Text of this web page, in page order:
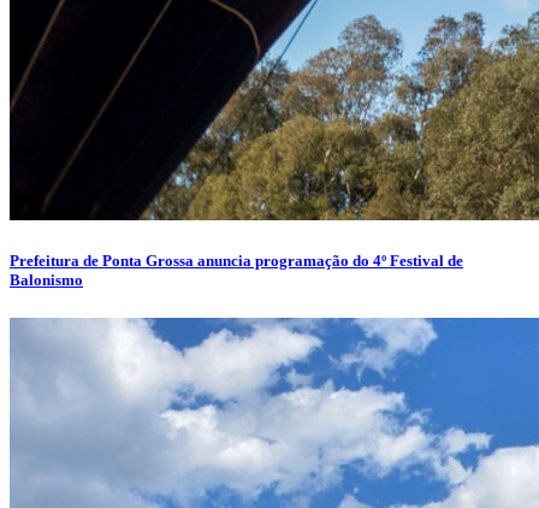
Prefeitura de Ponta Grossa anuncia programação do 4º Festival de
Balonismo